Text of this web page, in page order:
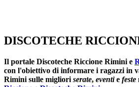
DISCOTECHE
Il portale Discoteche Riccione Rimini e
con l'obiettivo di informare i ragazzi in
Rimini sulle migliori serate, eventie feste